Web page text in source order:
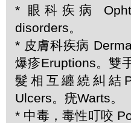
* 眼科疾病
disorders。
* 皮膚科疾病
爆疹Eruptions。雙
髮相互纏繞糾結
Ulcers。疣Warts。
* 中毒，毒性叮咬